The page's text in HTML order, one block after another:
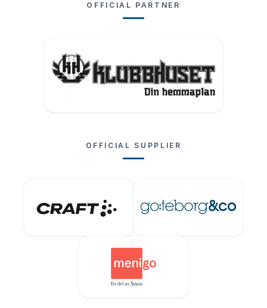
OFFICIAL PARTNER
OFFICIAL SUPPLIER